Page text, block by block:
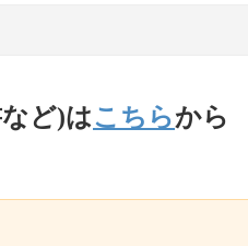
ど)はこちらから